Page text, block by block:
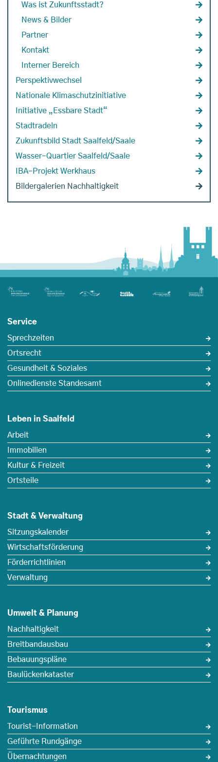
Was ist Zukunftsstadt?
News & Bilder
Partner
Kontakt
Interner Bereich
Perspektivwechsel
Nationale Klimaschutzinitiative
Initiative „Essbare Stadt“
Stadtradeln
Zukunftsbild Stadt Saalfeld/Saale
Wasser-Quartier Saalfeld/Saale
IBA-Projekt Werkhaus
Bildergalerien Nachhaltigkeit
Service
Sprechzeiten
Ortsrecht
Gesundheit & Soziales
Onlinedienste Standesamt
Leben in Saalfeld
Arbeit
Immobilien
Kultur & Freizeit
Ortsteile
Stadt & Verwaltung
Sitzungskalender
Wirtschaftsförderung
Förderrichtlinien
Verwaltung
Umwelt & Planung
Nachhaltigkeit
Breitbandausbau
Bebauungspläne
Baulückenkataster
Tourismus
Tourist-Information
Geführte Rundgänge
Übernachtungen